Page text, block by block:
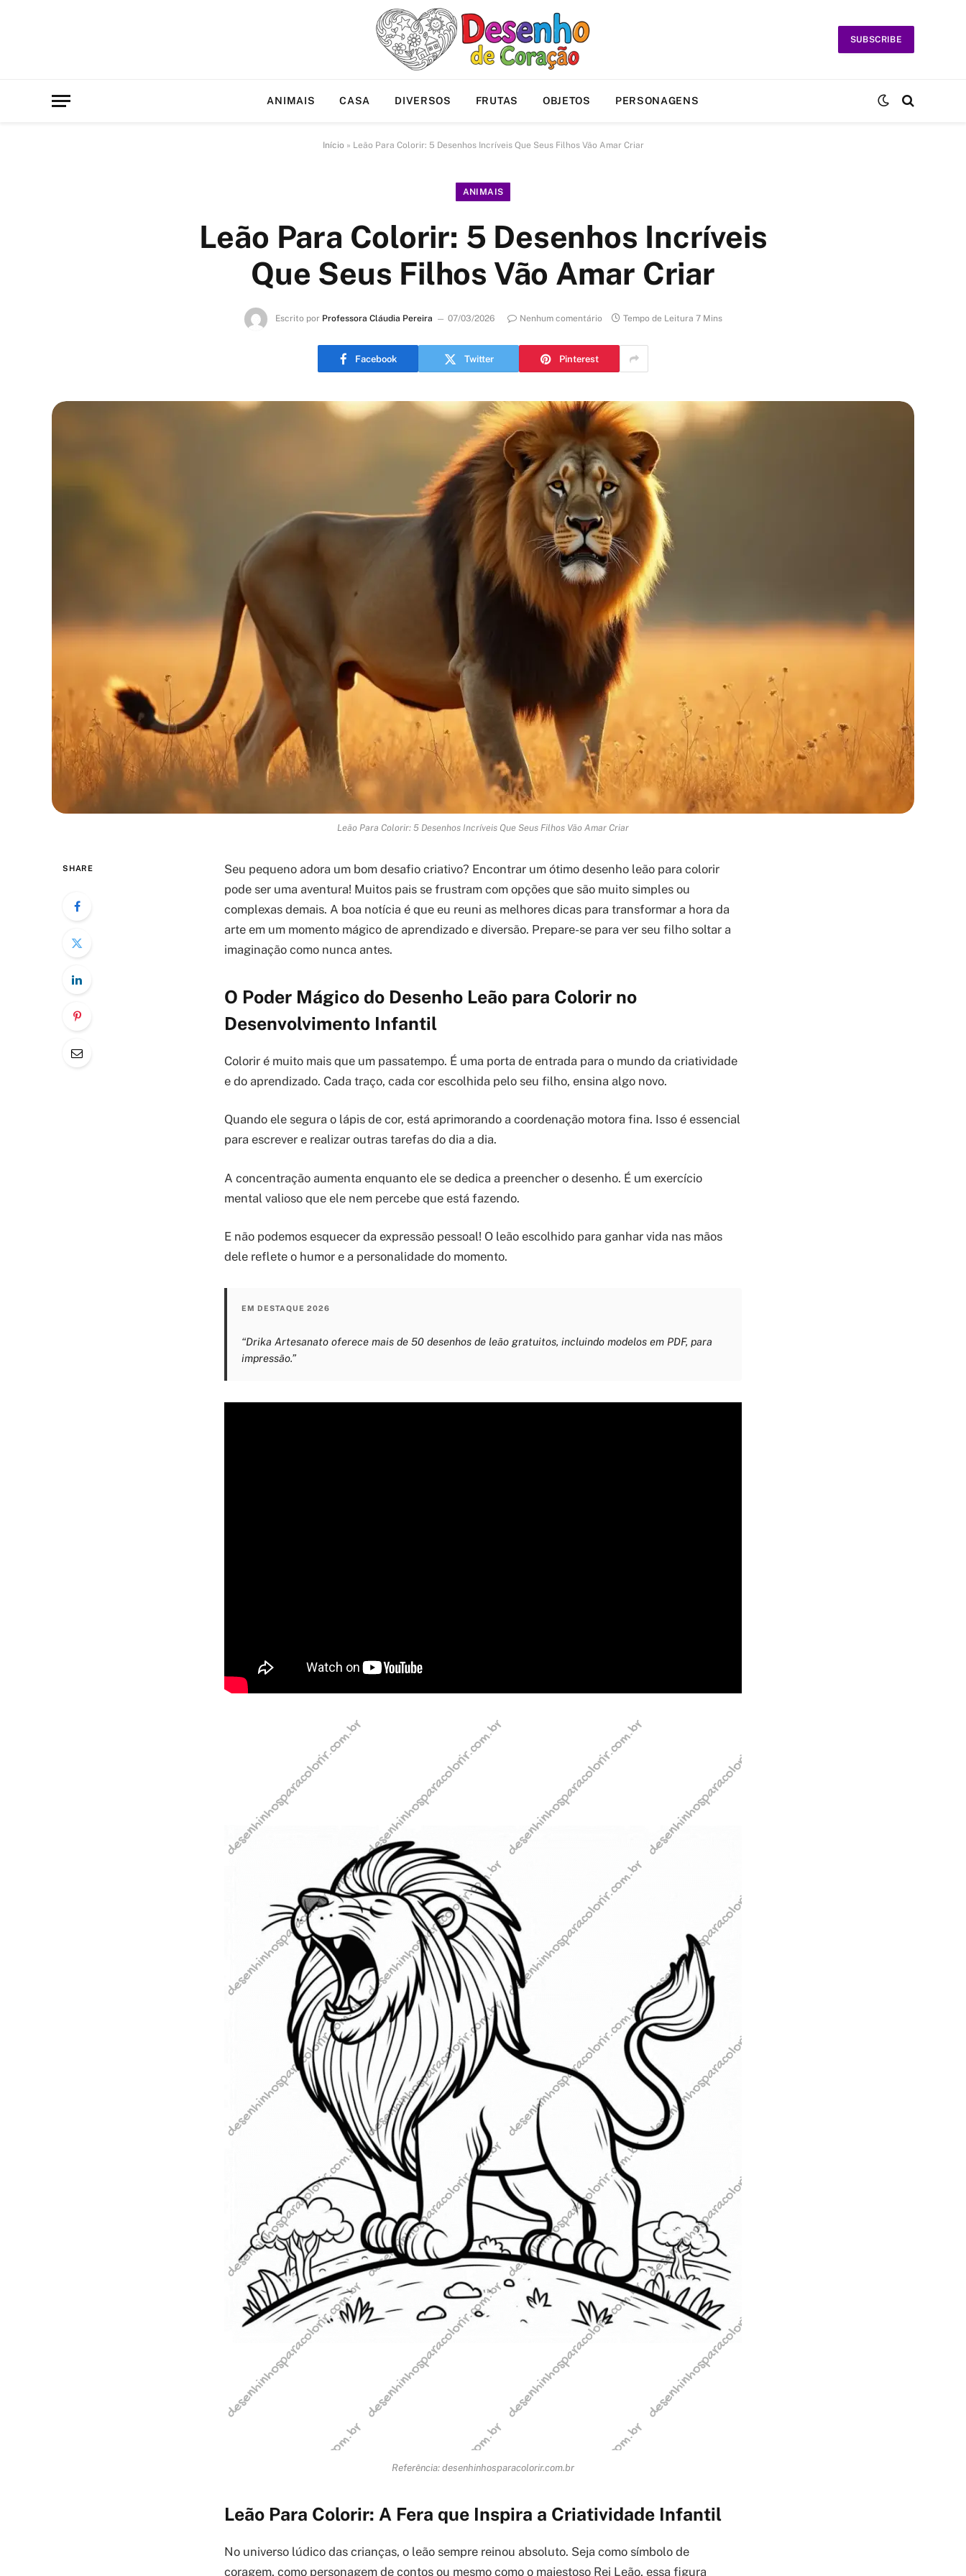
SUBSCRIBE
ANIMAIS CASA DIVERSOS FRUTAS OBJETOS PERSONAGENS
Início » Leão Para Colorir: 5 Desenhos Incríveis Que Seus Filhos Vão Amar Criar
ANIMAIS
Leão Para Colorir: 5 Desenhos Incríveis
Que Seus Filhos Vão Amar Criar
Escrito por Professora Cláudia Pereira 07/03/2026 Nenhum comentário Tempo de Leitura 7 Mins
Facebook Twitter Pinterest
Leão Para Colorir: 5 Desenhos Incríveis Que Seus Filhos Vão Amar Criar
SHARE
Seu pequeno adora um bom desafio criativo? Encontrar um ótimo desenho leão para colorir
pode ser uma aventura! Muitos pais se frustram com opções que são muito simples ou
complexas demais. A boa notícia é que eu reuni as melhores dicas para transformar a hora da
arte em um momento mágico de aprendizado e diversão. Prepare-se para ver seu filho soltar a
imaginação como nunca antes.
O Poder Mágico do Desenho Leão para Colorir no
Desenvolvimento Infantil
Colorir é muito mais que um passatempo. É uma porta de entrada para o mundo da criatividade
e do aprendizado. Cada traço, cada cor escolhida pelo seu filho, ensina algo novo.
Quando ele segura o lápis de cor, está aprimorando a coordenação motora fina. Isso é essencial
para escrever e realizar outras tarefas do dia a dia.
A concentração aumenta enquanto ele se dedica a preencher o desenho. É um exercício
mental valioso que ele nem percebe que está fazendo.
E não podemos esquecer da expressão pessoal! O leão escolhido para ganhar vida nas mãos
dele reflete o humor e a personalidade do momento.
EM DESTAQUE 2026
“Drika Artesanato oferece mais de 50 desenhos de leão gratuitos, incluindo modelos em PDF, para
impressão.”
Referência: desenhinhosparacolorir.com.br
Leão Para Colorir: A Fera que Inspira a Criatividade Infantil
No universo lúdico das crianças, o leão sempre reinou absoluto. Seja como símbolo de
coragem, como personagem de contos ou mesmo como o majestoso Rei Leão, essa figura